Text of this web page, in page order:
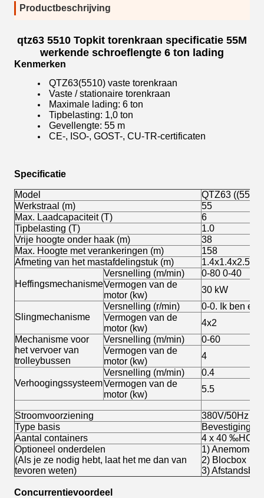
Productbeschrijving
qtz63 5510 Topkit torenkraan specificatie 55M
werkende schroeflengte 6 ton lading
Kenmerken
QTZ63(5510) vaste torenkraan
Vaste / stationaire torenkraan
Maximale lading: 6 ton
Tipbelasting: 1,0 ton
Gevellengte: 55 m
CE-, ISO-, GOST-, CU-TR-certificaten
Specificatie
Model
QTZ63 ((5510)
Werkstraal (m)
55
Max. Laadcapaciteit (T)
6
Tipbelasting (T)
1.0
Vrije hoogte onder haak (m)
38
Max. Hoogte met verankeringen (m)
158
Afmeting van het mastafdelingstuk (m)
1.4x1.4x2.5
Heffingsmechanisme
Versnelling (m/min)
0-80 0-40
Vermogen van de
motor (kw)
30 kW
Slingmechanisme
Versnelling (r/min)
0-0. Ik ben er
Vermogen van de
motor (kw)
4x2
Mechanisme voor
het vervoer van
trolleybussen
Versnelling (m/min)
0-60
Vermogen van de
motor (kw)
4
Verhoogingssysteem
Versnelling (m/min)
0.4
Vermogen van de
motor (kw)
5.5
Stroomvoorziening
380V/50Hz
Type basis
Aantal containers
4 x 40 ‰HC
Optioneel onderdelen
(Als je ze nodig hebt, laat het me dan van
tevoren weten)
1)
2) Blocbox
3)
Concurrentievoordeel